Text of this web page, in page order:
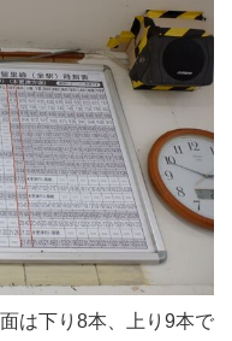
は下り8本、上り9本で